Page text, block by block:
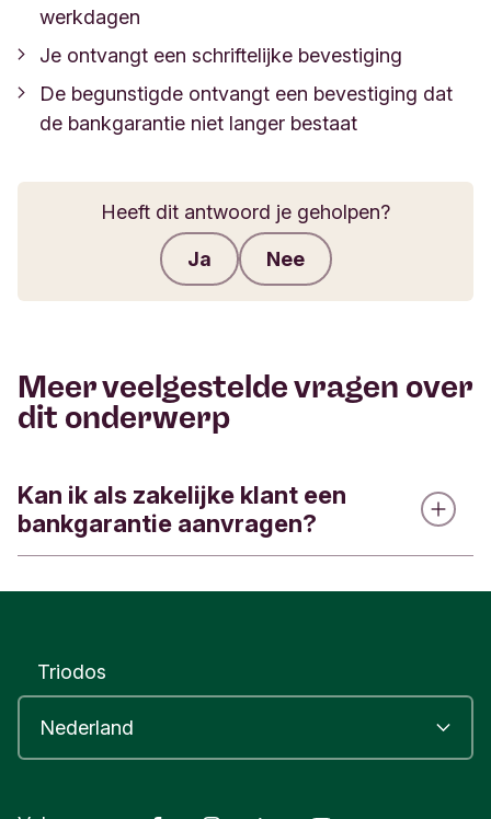
werkdagen
Je ontvangt een schriftelijke bevestiging
De begunstigde ontvangt een bevestiging dat
de bankgarantie niet langer bestaat
Heeft dit antwoord je geholpen?
Ja Nee
Meer veelgestelde vragen over
dit onderwerp
Kan ik als zakelijke klant een
bankgarantie aanvragen?
Het is niet mogelijk om een bankgarantie aan te
Heeft dit antwoord je geholpen?
Triodos